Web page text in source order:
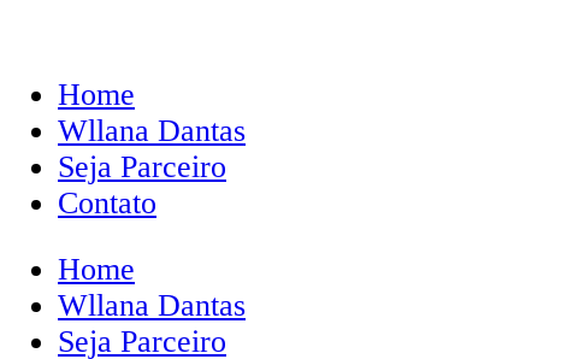
Home
Wllana Dantas
Seja Parceiro
Contato
Home
Wllana Dantas
Seja Parceiro